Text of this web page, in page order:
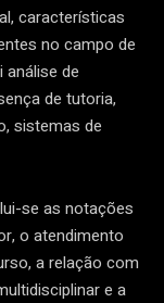
características
no campo de
de
de tutoria,
sistemas de
se as notações
o atendimento
a relação com
e a